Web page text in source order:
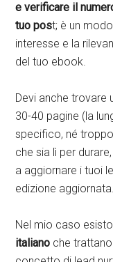
e verificare il
tuo post; è un
interesse e la
del tuo ebook.
Devi anche
30-40 pagine (la
specifico, né
che sia lì per
a aggiornare i tuoi
edizione aggiornata.
Nel mio caso
italiano che